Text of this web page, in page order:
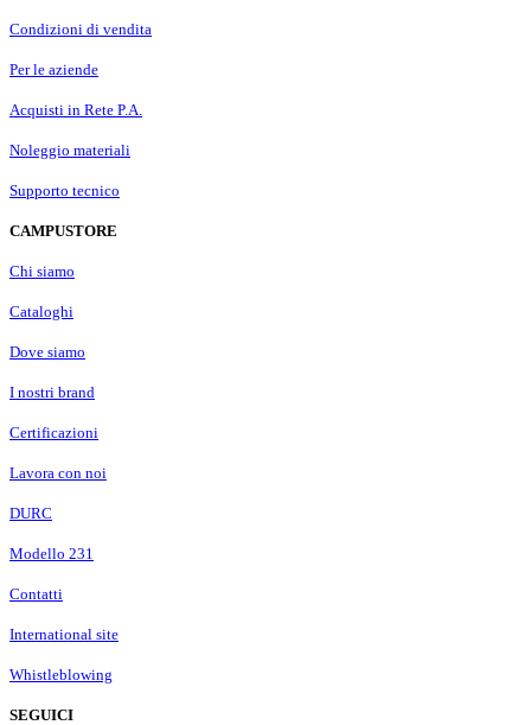
Condizioni di vendita
Per le aziende
Acquisti in Rete P.A.
Noleggio materiali
Supporto tecnico
CAMPUSTORE
Chi siamo
Cataloghi
Dove siamo
I nostri brand
Certificazioni
Lavora con noi
DURC
Modello 231
Contatti
International site
Whistleblowing
SEGUICI